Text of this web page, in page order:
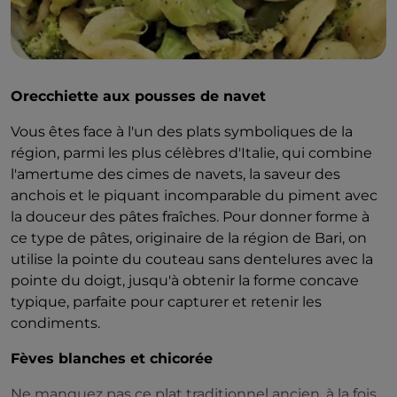
de sel, de poivre, de persil, de caciocavallo et de
pancetta. Une fois farcie, la tranche refermée prend
l'apparence d'une bombetta et est cuite sur le gril.
Orecchiette aux pousses de navet
Vous êtes face à l'un des plats symboliques de la
région, parmi les plus célèbres d'Italie, qui combine
l'amertume des cimes de navets, la saveur des
anchois et le piquant incomparable du piment avec
la douceur des pâtes fraîches. Pour donner forme à
ce type de pâtes, originaire de la région de Bari, on
utilise la pointe du couteau sans dentelures avec la
pointe du doigt, jusqu'à obtenir la forme concave
typique, parfaite pour capturer et retenir les
condiments.
Fèves blanches et chicorée
Ne manquez pas ce plat traditionnel ancien, à la fois